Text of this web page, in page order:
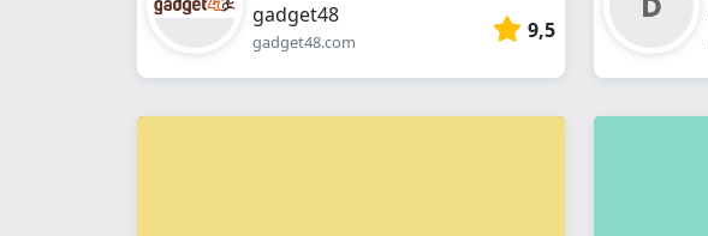
gadget48
gadget48.com 9,5